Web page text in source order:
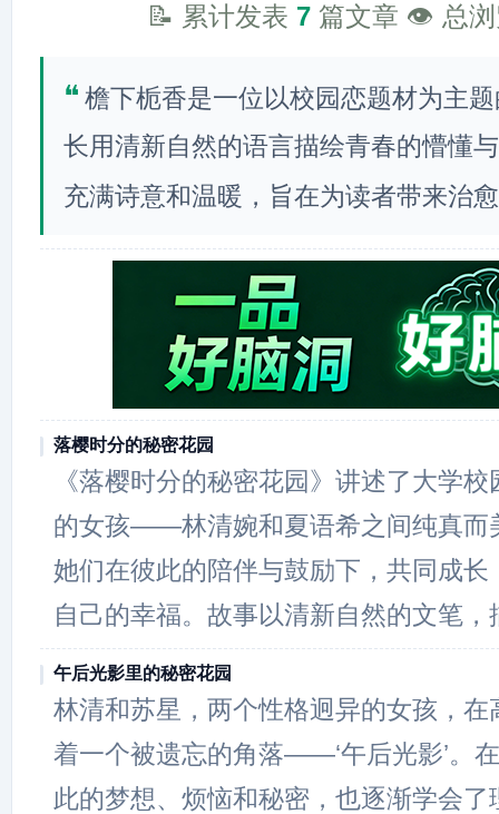
📝 累计发表 7篇文章 👁️ 总
❝ 檐下栀香是一位以校园恋题材为主
长用清新自然的语言描绘青春的懵懂
充满诗意和温暖，旨在为读者带来治
落樱时分的秘密花园
《落樱时分的秘密花园》讲述了大学
的女孩——林清婉和夏语希之间纯真而
她们在彼此的陪伴与鼓励下，共同成长
自己的幸福。故事以清新自然的文笔，
午后光影里的秘密花园
林清和苏星，两个性格迥异的女孩，在
着一个被遗忘的角落——‘午后光影’。
此的梦想、烦恼和秘密，也逐渐学会